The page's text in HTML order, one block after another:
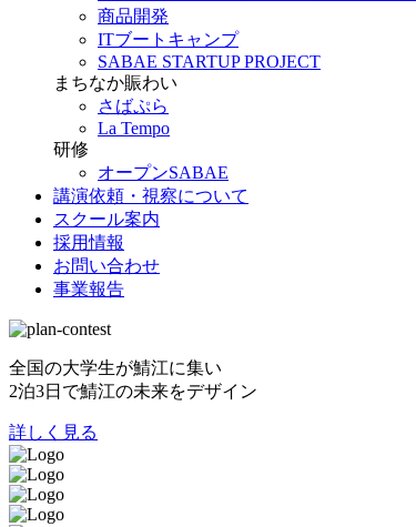
商品開発
ITブートキャンプ
SABAE STARTUP PROJECT
まちなか賑わい
さばぷら
La Tempo
研修
オープンSABAE
講演依頼・視察について
スクール案内
採用情報
お問い合わせ
事業報告
全国の大学生が鯖江に集い
2泊3日で鯖江の未来をデザイン
詳しく見る